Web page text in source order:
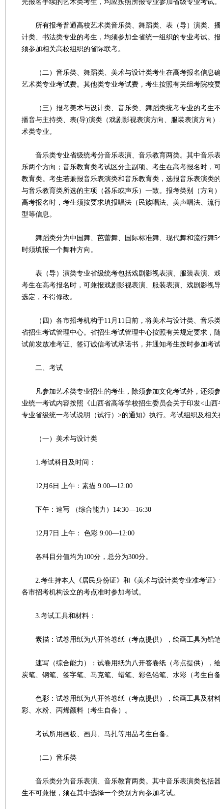
完报名手续的艺术类考生，均应按照所报专业参加省级专业考试
所有报考普通高校艺术类音乐类、舞蹈类、表（导）演类、
计类、书法类专业的考生，均须参加全省统一组织的专业考试。
须参加相关高校组织的省际联考。
（二）音乐类、舞蹈类、美术与设计类考生在高考报名信息
艺术类专业考试费。其他类专业考试费，考生按照有关组考院校
（三）报考美术与设计类、音乐类、舞蹈类统考专业的考生
播音与主持类、表(导)演类（戏剧影视表演方向、服装表演方向
术类专业。
音乐类专业省级统考分音乐表演、音乐教育两类。其中音乐
乐两个方向；音乐教育类考试区分主副项。考生在高考报名时，
教育类。考生若兼报音乐表演类和音乐教育类，选报音乐表演类
与音乐教育类所选的主项（器乐或声乐）一致。报考类别（方向
高考报名时，考生须按要求填报唱法（民族唱法、美声唱法、流
型等信息。
舞蹈类分为中国舞、芭蕾舞、国际标准舞、现代舞和流行舞5
时须填报一个舞种方向。
表（导）演类专业省级统考包括戏剧影视表演、服装表演、
考生在高考报名时，可兼报戏剧影视表演、服装表演、戏剧影视
选定，不得修改。
（四）各市招考机构于11月11日前，将美术与设计类、音乐
省招生考试管理中心。省招生考试管理中心按照有关规定要求，
试前发放准考证、签订诚信考试承诺书，并通知考生按时参加考
二、考试
凡参加艺术类专业招生的考生，除须参加文化考试外，还须
业统一考试内容按照《山西省高等学校招生委员会关于印发<山
专业省级统一考试说明（试行）>的通知》执行。考试组织及相关
（一）美术与设计类
1.考试科目及时间：
12月6日 上午：素描 9:00—12:00
下午：速写 （综合能力）14:30—16:30
12月7日 上午： 色彩 9:00—12:00
各科目分值均为100分，总分为300分。
2.考生持本人《居民身份证》和《美术与设计类专业准考证
各市招考机构设立的考点准时参加考试。
3.考试工具和材料：
素描：试卷用纸为八开答卷纸（考点提供），绘画工具为铅
速写（综合能力）：试卷用纸为八开答卷纸（考点提供），
炭笔、钢笔、签字笔、马克笔、蜡笔、彩色铅笔、水彩（考生自
色彩：试卷用纸为八开答卷纸（考点提供），绘画工具及材
彩、水粉、丙烯颜料（考生自备）。
考试所用画板、画具、马扎等用品考生自备。
（二）音乐类
音乐类分为音乐表演、音乐教育两类。其中音乐表演类包括
生不可兼报，须在其中选择一个类别方向参加考试。